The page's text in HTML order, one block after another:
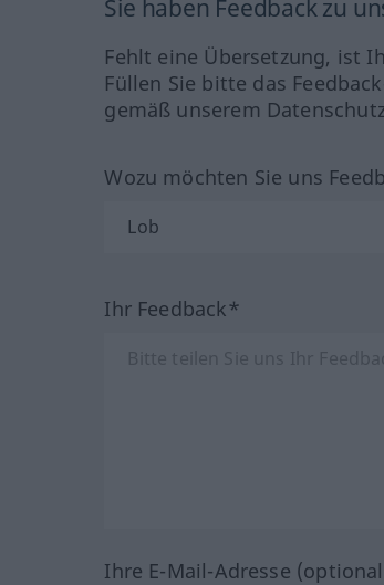
Sie haben Feedback zu
Fehlt eine Übersetzung, ist
Füllen Sie bitte das
gemäß unserem
Wozu möchten Sie uns
Ihr Feedback*
Ihre E-Mail-Adresse